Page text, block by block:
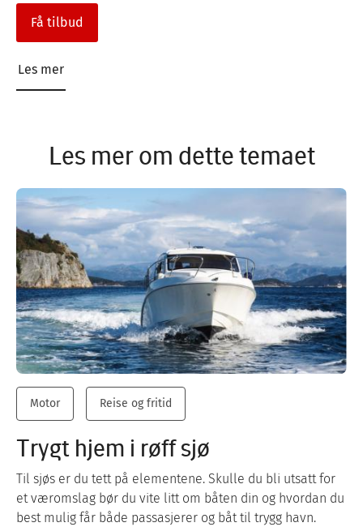
Få tilbud
Les mer
Les mer om dette temaet
Motor Reise og fritid
Trygt hjem i røff sjø
Til sjøs er du tett på elementene. Skulle du bli utsatt for
et væromslag bør du vite litt om båten din og hvordan du
best mulig får både passasjerer og båt til trygg havn.